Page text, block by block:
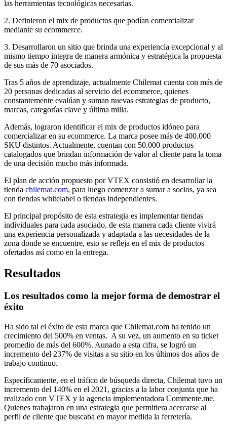
las herramientas tecnológicas necesarias.
2. Definieron el mix de productos que podían comercializar
mediante su ecommerce.
3. Desarrollaron un sitio que brinda una experiencia excepcional y al
mismo tiempo integra de manera armónica y estratégica la propuesta
de sus más de 70 asociados.
Tras 5 años de aprendizaje, actualmente Chilemat cuenta con más de
20 personas dedicadas al servicio del ecommerce, quienes
constantemente evalúan y suman nuevas estrategias de producto,
marcas, categorías clave y última milla.
Además, lograron identificar el mix de productos idóneo para
comercializar en su ecommerce. La marca posee más de 400.000
SKU distintos. Actualmente, cuentan con 50.000 productos
catalogados que brindan información de valor al cliente para la toma
de una decisión mucho más informada.
El plan de acción propuesto por VTEX consistió en desarrollar la
tienda chilemat.com, para luego comenzar a sumar a socios, ya sea
con tiendas whitelabel o tiendas independientes.
El principal propósito de esta estrategia es implementar tiendas
individuales para cada asociado, de esta manera cada cliente vivirá
una experiencia personalizada y adaptada a las necesidades de la
zona donde se encuentre, esto se refleja en el mix de productos
ofertados así como en la entrega.
Resultados
Los resultados como la mejor forma de demostrar el
éxito
Ha sido tal el éxito de esta marca que Chilemat.com ha tenido un
crecimiento del 500% en ventas. A su vez, un aumento en su ticket
promedio de más del 600%. Aunado a esta cifra, se logró un
incremento del 237% de visitas a su sitio en los últimos dos años de
trabajo continuo.
Específicamente, en el tráfico de búsqueda directa, Chilemat tuvo un
incremento del 140% en el 2021, gracias a la labor conjunta que ha
realizado con VTEX y la agencia implementadora Commente.me.
Quienes trabajaron en una estrategia que permitiera acercarse al
perfil de cliente que buscaba en mayor medida la ferretería.